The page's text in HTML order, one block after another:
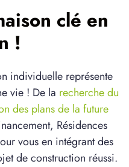
clé en
!
individuelle représente
vie ! De la recherche du
des plans de la future
Résidences
vous en intégrant des
de construction réussi.